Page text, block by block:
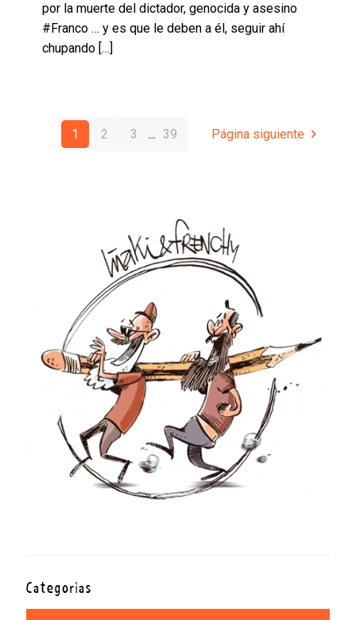
por la muerte del dictador, genocida y asesino
#Franco … y es que le deben a él, seguir ahí
chupando […]
1 2 3 ... 39 Página siguiente
Categorías